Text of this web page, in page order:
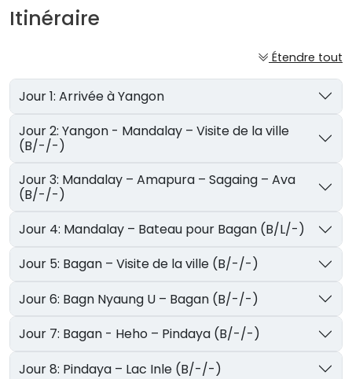
Itinéraire
Étendre tout
Jour 1: Arrivée à Yangon
Jour 2: Yangon - Mandalay – Visite de la ville
(B/-/-)
Jour 3: Mandalay – Amapura – Sagaing – Ava
(B/-/-)
Jour 4: Mandalay – Bateau pour Bagan (B/L/-)
Jour 5: Bagan – Visite de la ville (B/-/-)
Jour 6: Bagn Nyaung U – Bagan (B/-/-)
Jour 7: Bagan - Heho – Pindaya (B/-/-)
Jour 8: Pindaya – Lac Inle (B/-/-)